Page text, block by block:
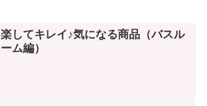
楽してキレイ♪気になる商品（バスル
ーム編）